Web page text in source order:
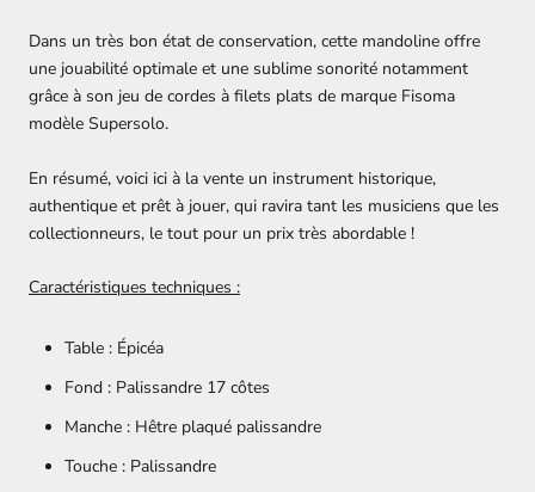
Dans un très bon état de conservation, cette mandoline offre
une jouabilité optimale et une sublime sonorité notamment
grâce à son jeu de cordes à filets plats de marque Fisoma
modèle Supersolo.
En résumé, voici ici à la vente un instrument historique,
authentique et prêt à jouer, qui ravira tant les musiciens que les
collectionneurs, le tout pour un prix très abordable !
Caractéristiques techniques :
Table : Épicéa
Fond : Palissandre 17 côtes
Manche : Hêtre plaqué palissandre
Touche : Palissandre